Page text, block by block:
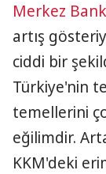
Merkez
artış
ciddi bir
Türkiye'nin
temellerini
eğilimdir.
KKM'deki